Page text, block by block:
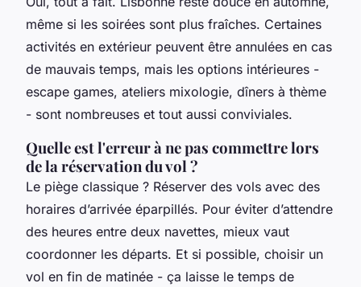
même si les soirées sont plus fraîches. Certaines
activités en extérieur peuvent être annulées en cas
de mauvais temps, mais les options intérieures -
escape games, ateliers mixologie, dîners à thème
- sont nombreuses et tout aussi conviviales.
Quelle est l'erreur à ne pas commettre lors
de la réservation du vol ?
Le piège classique ? Réserver des vols avec des
horaires d’arrivée éparpillés. Pour éviter d’attendre
des heures entre deux navettes, mieux vaut
coordonner les départs. Et si possible, choisir un
vol en fin de matinée - ça laisse le temps de